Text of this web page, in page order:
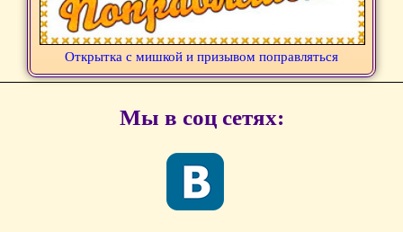
Открытка с мишкой и призывом поправляться
Мы в соц сетях: